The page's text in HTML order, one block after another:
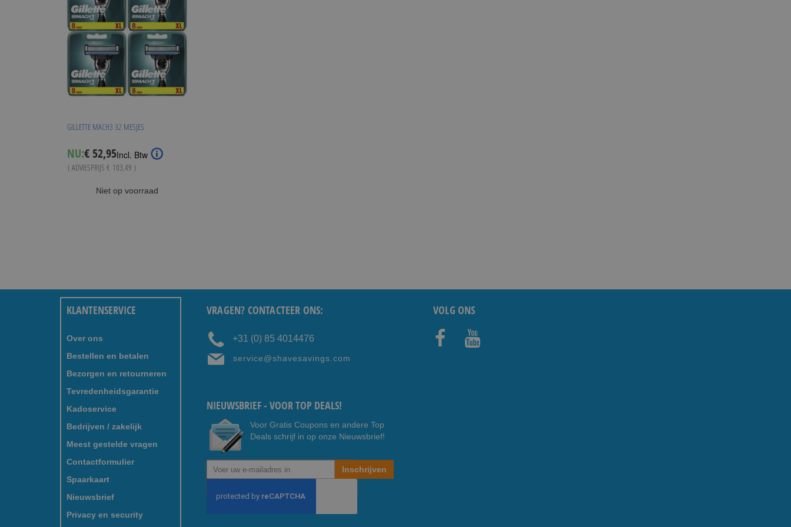
GILLETTE MACH3 32 MESJES
NU:Special
Price
€ 52,95Incl. Btw
( ADVIESPRIJS € 103,49 )
Niet op voorraad
KLANTENSERVICE
Over ons
Bestellen en betalen
Bezorgen en retourneren
Tevredenheidsgarantie
Kadoservice
Bedrijven / zakelijk
Meest gestelde vragen
Contactformulier
Spaarkaart
Nieuwsbrief
Privacy en security
VRAGEN? CONTACTEER ONS:
+31 (0) 85 4014476
service@shavesavings.com
VOLG ONS
NIEUWSBRIEF - VOOR TOP DEALS!
Voor Gratis Coupons en andere Top
Deals schrijf in op onze Nieuwsbrief!
Abonneer
u
onze
Inschrijven